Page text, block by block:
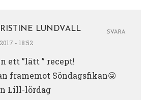
LUNDVALL
- 18:52
ett ”lätt ” recept!
framemot Söndagsfikan😜
Lill-lördag
SVARA